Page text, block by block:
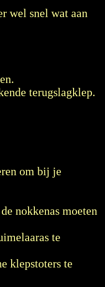
wel snel wat aan
terugslagklep.
om bij je
nokkenas moeten
te
klepstoters te